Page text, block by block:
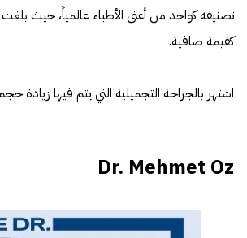
كقيمة صافية.
اشتهر بالجراحة التجميلية التي يتم فيها زيادة
Dr. Mehmet Oz